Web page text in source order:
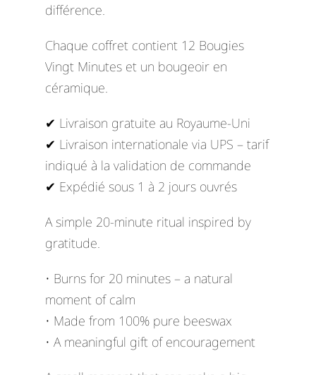
différence.
Chaque coffret contient 12 Bougies
Vingt Minutes et un bougeoir en
céramique.
✔ Livraison gratuite au Royaume-Uni
✔ Livraison internationale via UPS – tarif
indiqué à la validation de commande
✔ Expédié sous 1 à 2 jours ouvrés
A simple 20-minute ritual inspired by
gratitude.
• Burns for 20 minutes – a natural
moment of calm
• Made from 100% pure beeswax
• A meaningful gift of encouragement